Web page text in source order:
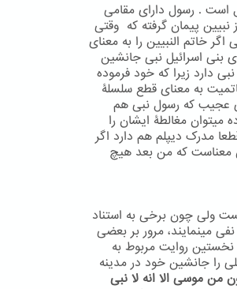
است . رسول دارای مقامی
نبیین پیمان گرفته که وقتی
ایمان آورند21 بنا براین حتی اگر خاتم النبیین را به معنای
بنی اسرائیل نبی جانشین
دارد زیرا که خود فرموده
انبیاء بنی اسرائیلند22 پس خاتمیت به معنای قطع سلسلۀ
عجیب که رسول نبی هم
می دانند23. با مثالی ساده میتوان مغالطۀ ایشان را
مدرک دیپلم هم دارد اگر
معناست که من بعد هیچ
ولی چون برخی به استناد
مینمایند، مرور بر بعضی
روایت مربوط به
را جانشین خود در مدینه
من موسی الا انه لا نبی